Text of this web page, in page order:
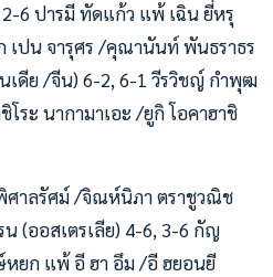
6 ปารมี ทัดแก้ว แพ้ เฉิน ยี่หรุ
เปน จารุศร /คุณานันท์ พันธราธร
เดีย /จีน) 6-2, 6-1 วีรวิชญ์ กำพุฒ
ะ นากามาเอะ /ยูกิ โอคาฮาชิ
ศาลรัศม์ /จิณห์นิภา ตราชูวณิช
น (ออสเตรเลีย) 4-6, 3-6 กัญ
ยก แพ้ อี ฮา อึม /อี ฮยอนยี